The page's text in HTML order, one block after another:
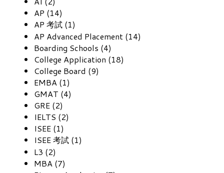
AP (14)
AP 考試 (1)
AP Advanced Placement (14)
Boarding Schools (4)
College Application (18)
College Board (9)
EMBA (1)
GMAT (4)
GRE (2)
IELTS (2)
ISEE (1)
ISEE 考試 (1)
L3 (2)
MBA (7)